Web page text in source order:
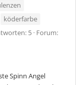
köderfarbe
5 Forum:
Spinn Angel